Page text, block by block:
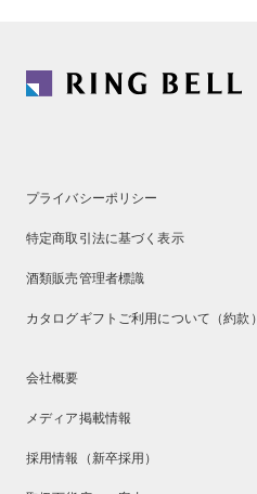
プライバシーポリシー
特定商取引法に基づく表示
酒類販売管理者標識
カタログギフトご利用について（約款）
会社概要
メディア掲載情報
採用情報（新卒採用）